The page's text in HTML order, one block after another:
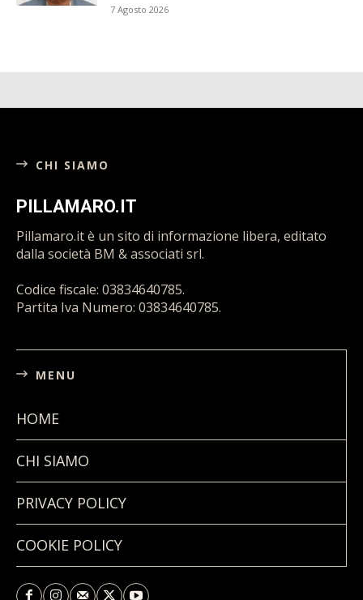
7 Agosto 2026
CHI SIAMO
PILLAMARO.IT
Pillamaro.it è un sito di informazione libera, editato
dalla società BM & associati srl.
Codice fiscale: 03834640785.
Partita Iva Numero: 03834640785.
MENU
HOME
CHI SIAMO
PRIVACY POLICY
COOKIE POLICY